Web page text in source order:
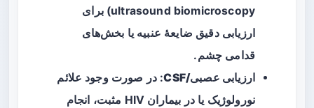
ultrasound biomicroscopy) برای
ارزیابی دقیق ضایعهٔ عنبیه یا بخش‌های
قدامی چشم.
ارزیابی عصبی/CSF
: در صورت وجود علائم
نورولوژیک یا در بیماران HIV مثبت، انجام